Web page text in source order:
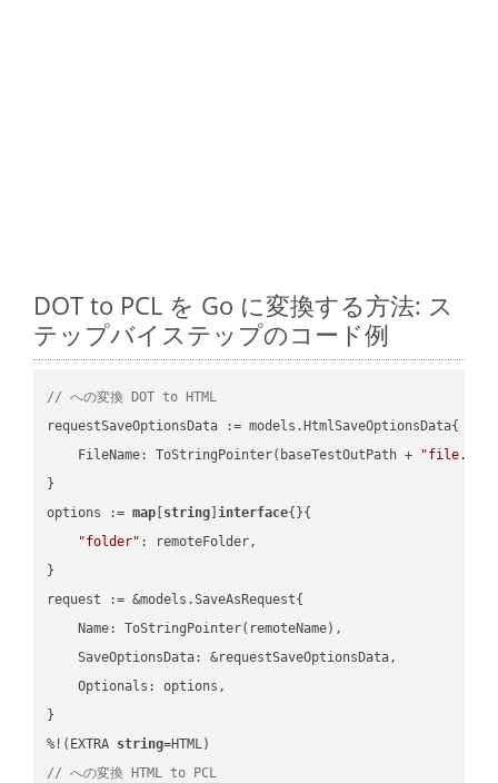
DOT to PCL を Go に変換する方法: ス
テップバイステップのコード例
// への変換 DOT to HTML
requestSaveOptionsData := models.HtmlSaveOptionsData{
    FileName: ToStringPointer(baseTestOutPath +
"file.DOT"
}
options := map string ]interface{}{
"folder" : remoteFolder,
}
request := &models.SaveAsRequest{
    Name: ToStringPointer(remoteName),
    SaveOptionsData: &requestSaveOptionsData,
    Optionals: options,
}
%!(EXTRA string
// への変換 HTML to PCL